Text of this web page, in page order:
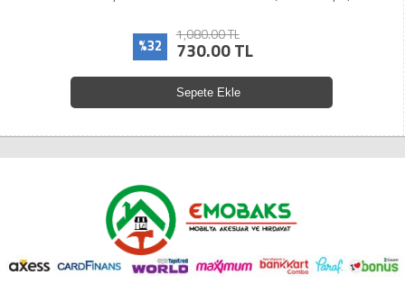
%32
1,080.00 TL
730.00 TL
Sepete Ekle